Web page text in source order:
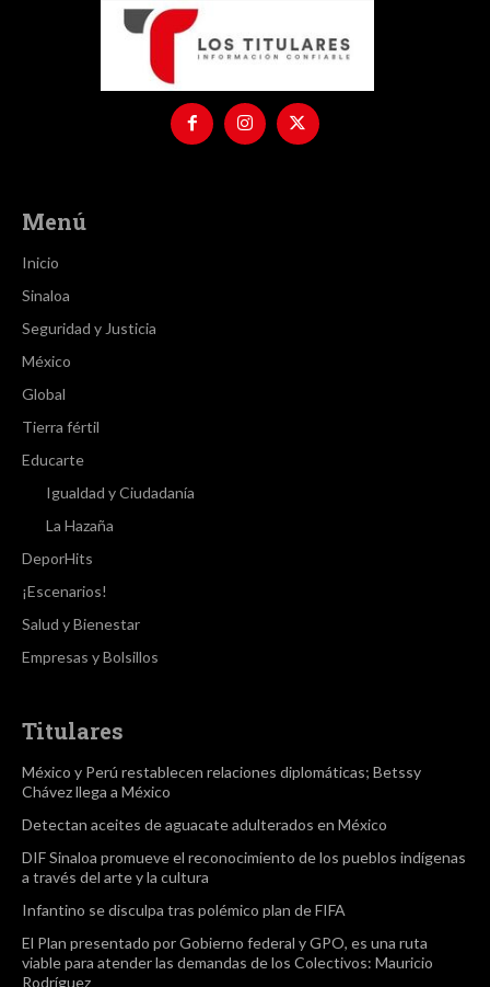
Menú
Inicio
Sinaloa
Seguridad y Justicia
México
Global
Tierra fértil
Educarte
Igualdad y Ciudadanía
La Hazaña
DeporHits
¡Escenarios!
Salud y Bienestar
Empresas y Bolsillos
Titulares
México y Perú restablecen relaciones diplomáticas; Betssy
Chávez llega a México
Detectan aceites de aguacate adulterados en México
DIF Sinaloa promueve el reconocimiento de los pueblos indígenas
a través del arte y la cultura
Infantino se disculpa tras polémico plan de FIFA
El Plan presentado por Gobierno federal y GPO, es una ruta
viable para atender las demandas de los Colectivos: Mauricio
Rodríguez